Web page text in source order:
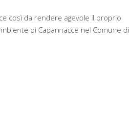
così da rendere agevole il proprio
di Capannacce nel Comune di